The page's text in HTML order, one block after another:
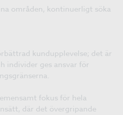
områden, kontinuerligt söka
kundupplevelse; det är
individer ges ansvar för
fokus för hela
där det övergripande